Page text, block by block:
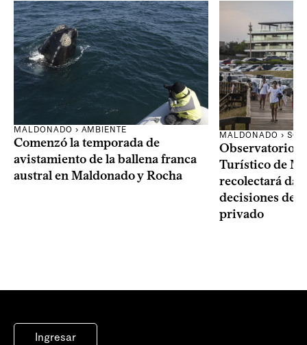
MALDONADO › AMBIENTE
Comenzó la temporada de
avistamiento de la ballena franca
austral en Maldonado y Rocha
MALDONADO ›
Observatorio
Turístico de
recolectará
decisiones del
privado
Ingresar